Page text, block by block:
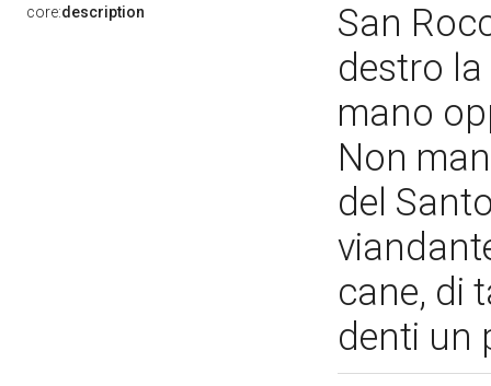
core:description
San
destro
mano
Non
del
cane, di
denti un